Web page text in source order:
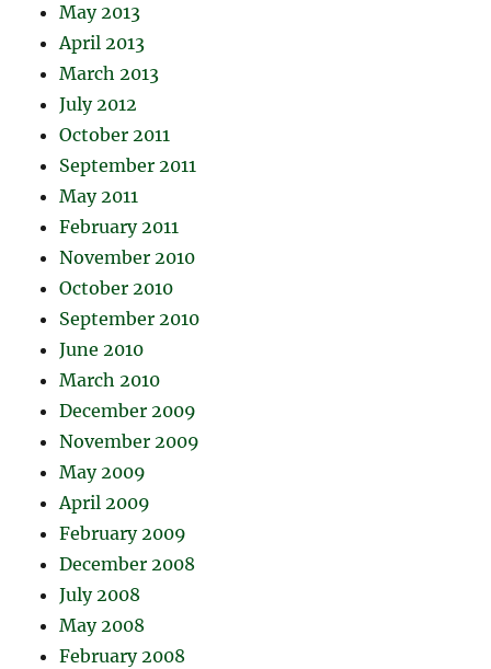
May 2013
April 2013
March 2013
July 2012
October 2011
September 2011
May 2011
February 2011
November 2010
October 2010
September 2010
June 2010
March 2010
December 2009
November 2009
May 2009
April 2009
February 2009
December 2008
July 2008
May 2008
February 2008